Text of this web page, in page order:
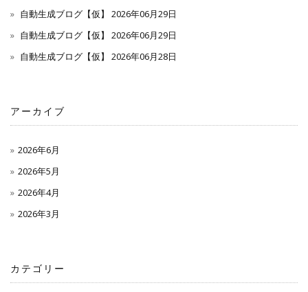
自動生成ブログ【仮】 2026年06月29日
自動生成ブログ【仮】 2026年06月29日
自動生成ブログ【仮】 2026年06月28日
アーカイブ
2026年6月
2026年5月
2026年4月
2026年3月
カテゴリー